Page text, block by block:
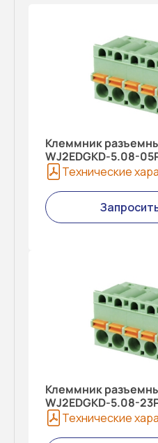
Клеммник
WJ2EDGKD-5.08-
Технические
Клеммник
WJ2EDGKD-5.08-
Технические